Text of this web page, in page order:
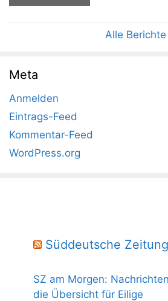
Alle Berichte
Meta
Anmelden
Eintrags-Feed
Kommentar-Feed
WordPress.org
Süddeutsche
SZ am Morgen:
die Übersicht für Eilige